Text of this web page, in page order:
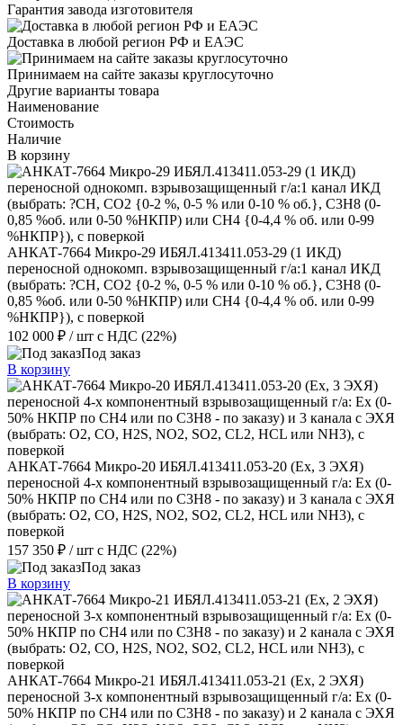
Гарантия завода изготовителя
Доставка в любой регион РФ и ЕАЭС
Принимаем на сайте заказы круглосуточно
Другие варианты товара
Наименование
Стоимость
Наличие
В корзину
АНКАТ-7664 Микро-29 ИБЯЛ.413411.053-29 (1 ИКД)
переносной однокомп. взрывозащищенный г/а:1 канал ИКД
(выбрать: ?CH, СО2 {0-2 %, 0-5 % или 0-10 % об.}, С3Н8 (0-
0,85 %об. или 0-50 %НКПР) или СН4 {0-4,4 % об. или 0-99
%НКПР}), с поверкой
102 000 ₽ / шт с НДС (22%)
Под заказ
В корзину
АНКАТ-7664 Микро-20 ИБЯЛ.413411.053-20 (Ex, 3 ЭХЯ)
переносной 4-х компонентный взрывозащищенный г/а: Ex (0-
50% НКПР по СН4 или по С3Н8 - по заказу) и 3 канала с ЭХЯ
(выбрать: О2, CO, H2S, NО2, SО2, CL2, HCL или NH3), с
поверкой
157 350 ₽ / шт с НДС (22%)
Под заказ
В корзину
АНКАТ-7664 Микро-21 ИБЯЛ.413411.053-21 (Ex, 2 ЭХЯ)
переносной 3-х компонентный взрывозащищенный г/а: Ex (0-
50% НКПР по СН4 или по С3Н8 - по заказу) и 2 канала с ЭХЯ